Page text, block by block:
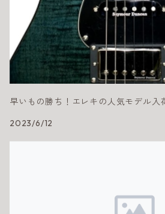
早いもの勝ち！エレキの人気モデル入
2023/6/12